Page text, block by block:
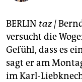
unterstützen
abo
genossenschaft
BERLIN taz |
versucht die
Gefühl, dass es
sagt er am
im Karl-